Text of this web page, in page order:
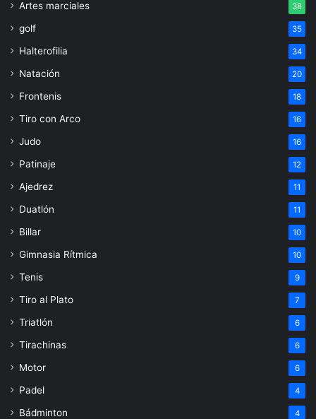
Artes marciales 38
golf 35
Halterofilia 34
Natación 20
Frontenis 18
Tiro con Arco 16
Judo 16
Patinaje 12
Ajedrez 11
Duatlón 11
Billar 10
Gimnasia Rítmica 10
Tenis 9
Tiro al Plato 7
Triatlón 6
Tirachinas 6
Motor 6
Padel 4
Bádminton 4